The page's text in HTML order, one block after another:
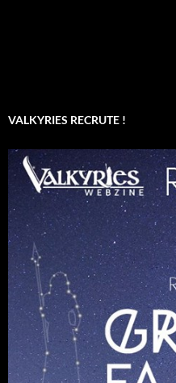
VALKYRIES RECRUTE !